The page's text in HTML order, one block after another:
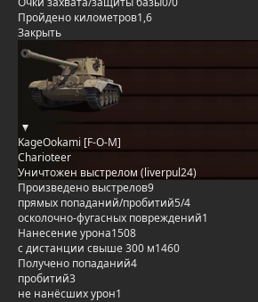
Пройдено километров1,6
Закрыть
KageOokami [F-O-M]
Charioteer
Уничтожен выстрелом (liverpul24)
Произведено выстрелов9
прямых попаданий/пробитий5/4
осколочно-фугасных повреждений1
Нанесение урона1508
с дистанции свыше 300 м1460
Получено попаданий4
пробитий3
не нанёсших урон1